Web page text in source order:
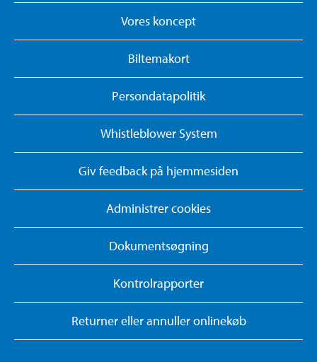
Vores koncept
Biltemakort
Persondatapolitik
Whistleblower System
Giv feedback på hjemmesiden
Administrer cookies
Dokumentsøgning
Kontrolrapporter
Returner eller annuller onlinekøb